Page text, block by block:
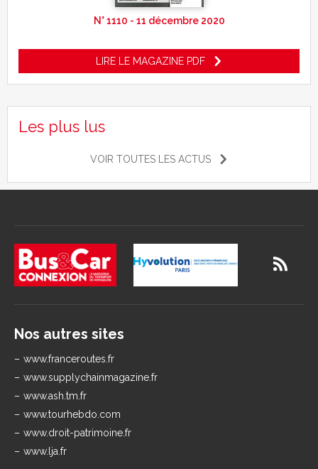
N° 1110 - 11 décembre 2020
LIRE LE MAGAZINE PDF
Les plus lus
VOIR TOUTES LES ACTUS
Nos autres sites
www.franceroutes.fr
www.supplychainmagazine.fr
www.ash.tm.fr
www.tourhebdo.com
www.droit-patrimoine.fr
www.lja.fr